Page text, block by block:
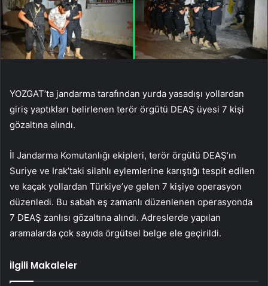
YOZGAT’ta jandarma tarafından yurda yasadışı yollardan
giriş yaptıkları belirlenen terör örgütü DEAŞ üyesi 7 kişi
gözaltına alındı.
İl Jandarma Komutanlığı ekipleri, terör örgütü DEAŞ’ın
Suriye ve Irak’taki silahlı eylemlerine karıştığı tespit edilen
ve kaçak yollardan Türkiye’ye gelen 7 kişiye operasyon
düzenledi. Bu sabah eş zamanlı düzenlenen operasyonda
7 DEAŞ zanlısı gözaltına alındı. Adreslerde yapılan
aramalarda çok sayıda örgütsel belge ele geçirildi.
İlgili Makaleler